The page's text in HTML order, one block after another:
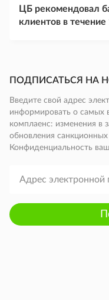
ЦБ рекомендовал
клиентов в
ПОДПИСАТЬСЯ НА
Введите свой адрес
информировать о самых
комплаенс: изменения в
обновления санкционных
Конфиденциальность